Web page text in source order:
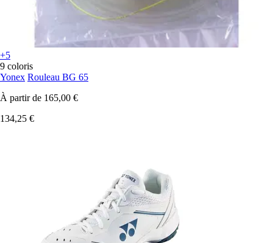
+5
9 coloris
Yonex Rouleau BG 65
À partir de 165,00 €
134,25 €